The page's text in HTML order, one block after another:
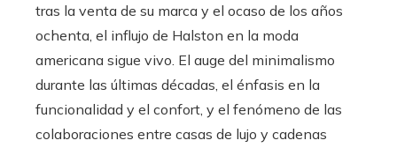
tras la venta de su marca y el ocaso de los años
ochenta, el influjo de Halston en la moda
americana sigue vivo. El auge del minimalismo
durante las últimas décadas, el énfasis en la
funcionalidad y el confort, y el fenómeno de las
colaboraciones entre casas de lujo y cadenas